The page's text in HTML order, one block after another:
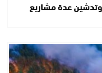
وتدشين عدة مشاريع